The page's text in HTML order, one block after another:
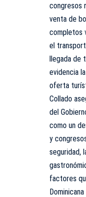
congresos
venta de
completos
el
llegada de
evidencia
oferta
Collado
del
como un
y
seguridad,
factores